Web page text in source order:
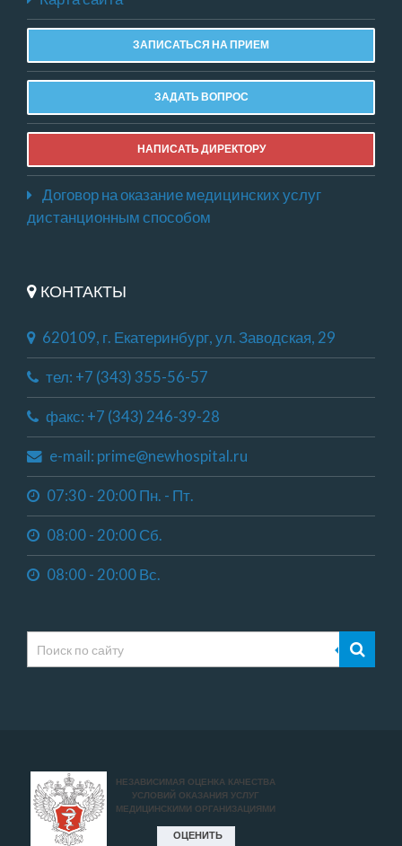
ЗАПИСАТЬСЯ НА ПРИЕМ
ЗАДАТЬ ВОПРОС
НАПИСАТЬ ДИРЕКТОРУ
Договор на оказание медицинских услуг
дистанционным способом
КОНТАКТЫ
620109, г. Екатеринбург, ул. Заводская, 29
тел: +7 (343) 355-56-57
факс: +7 (343) 246-39-28
e-mail: prime@newhospital.ru
07:30 - 20:00 Пн. - Пт.
08:00 - 20:00 Сб.
08:00 - 20:00 Вс.